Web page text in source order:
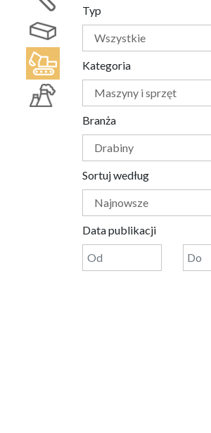
Typ
Kategoria
Branża
Sortuj według
Data publikacji